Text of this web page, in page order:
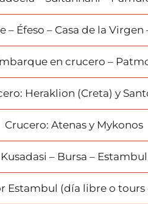
– Éfeso – Casa de la Virgen
en crucero –
Heraklion (Creta) y
Crucero: Atenas y Mykonos
Kusadasi – Bursa – Estambul
Estambul (día libre o tours